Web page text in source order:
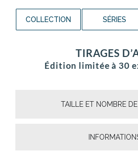
COLLECTION SÉRIES
TIRAGES
Édition limitée à 30
TAILLE ET NOMBRE